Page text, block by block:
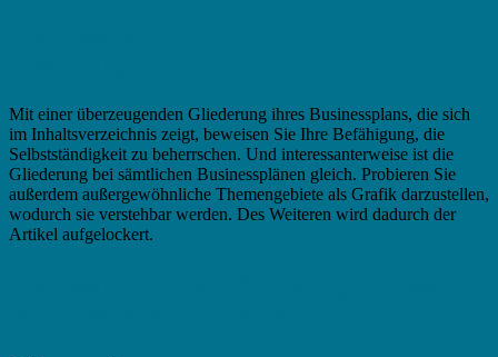
Mit einer überzeugenden Gliederung ihres Businessplans, die sich
im Inhaltsverzeichnis zeigt, beweisen Sie Ihre Befähigung, die
Selbstständigkeit zu beherrschen. Und interessanterweise ist die
Gliederung bei sämtlichen Businessplänen gleich. Probieren Sie
außerdem außergewöhnliche Themengebiete als Grafik darzustellen,
wodurch sie verstehbar werden. Des Weiteren wird dadurch der
Artikel aufgelockert.